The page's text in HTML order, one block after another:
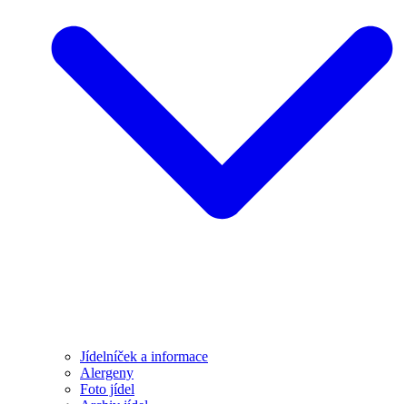
Jídelníček a informace
Alergeny
Foto jídel